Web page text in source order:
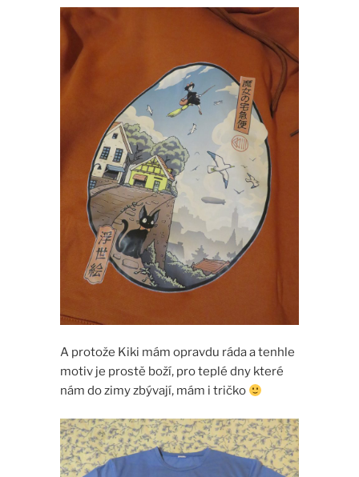
A protože Kiki mám opravdu ráda a tenhle
motiv je prostě boží, pro teplé dny které
nám do zimy zbývají, mám i tričko